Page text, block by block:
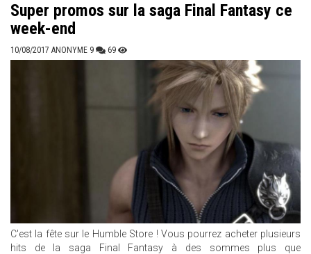
Super promos sur la saga Final Fantasy ce
week-end
10/08/2017 ANONYME 9 69
C'est la fête sur le Humble Store ! Vous pourrez acheter plusieurs
hits de la saga Final Fantasy à des sommes plus que